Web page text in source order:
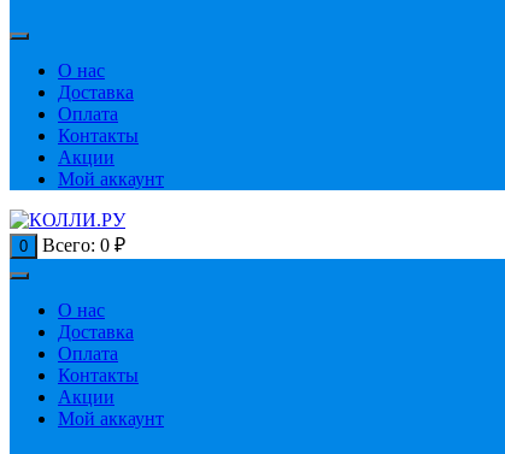
О нас
Доставка
Оплата
Контакты
Акции
Мой аккаунт
0 Всего: 0 ₽
О нас
Доставка
Оплата
Контакты
Акции
Мой аккаунт